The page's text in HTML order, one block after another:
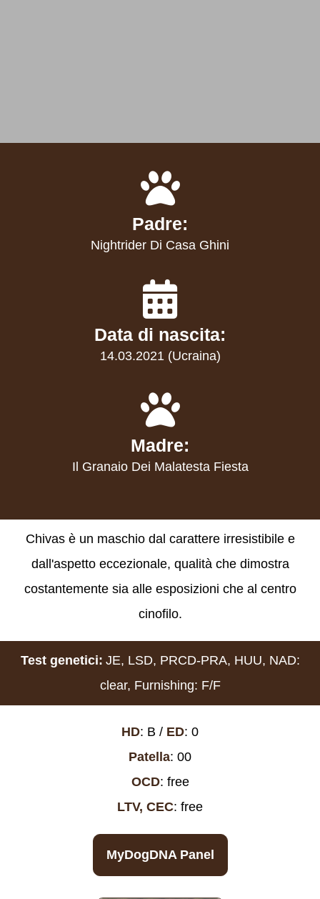
Padre:
Nightrider Di Casa Ghini
Data di nascita:
14.03.2021 (Ucraina)
Madre:
Il Granaio Dei Malatesta Fiesta
Chivas è un maschio dal carattere irresistibile e
dall'aspetto eccezionale, qualità che dimostra
costantemente sia alle esposizioni che al centro
cinofilo.
Test genetici: JE, LSD, PRCD-PRA, HUU, NAD:
clear, Furnishing: F/F
HD: B / ED: 0
Patella: 00
OCD: free
LTV, CEC: free
MyDogDNA Panel